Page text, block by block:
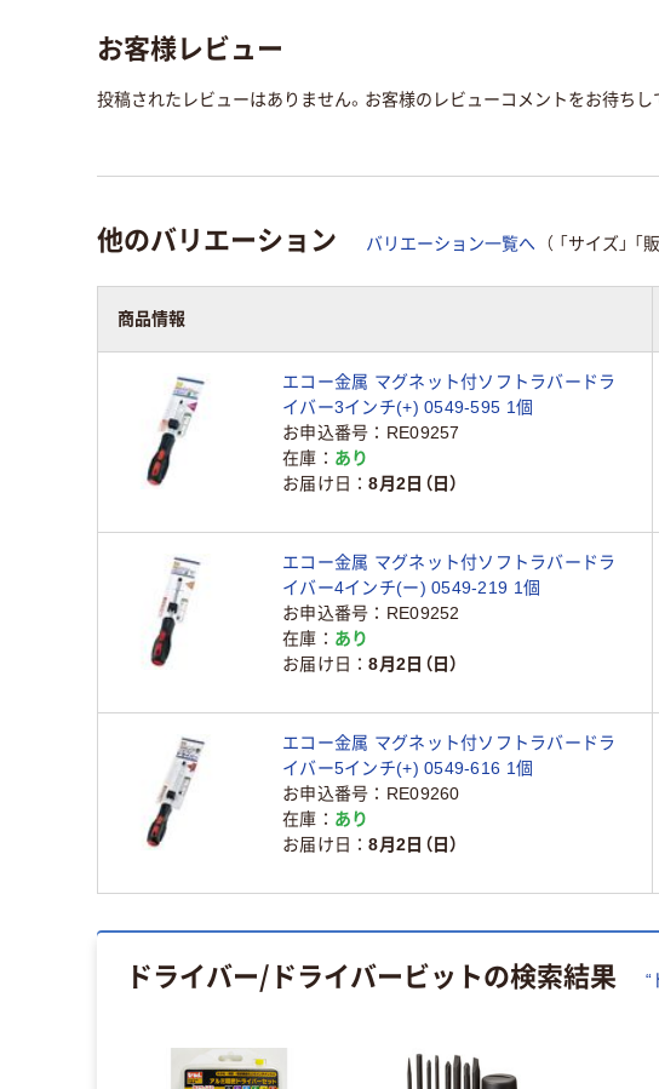
お客様レビュー
投稿されたレビューはありません。お客様のレビューコメントをお待ちし
他のバリエーション バリエーション一覧へ （ 「サイズ」 「
商品情報
エコー金属 マグネット付ソフトラバードラ
イバー3インチ(+) 0549-595 1個
お申込番号
RE09257
在庫
あり
お届け日
8月2日（日）
エコー金属 マグネット付ソフトラバードラ
イバー4インチ(ー) 0549-219 1個
お申込番号
RE09252
在庫
あり
お届け日
8月2日（日）
エコー金属 マグネット付ソフトラバードラ
イバー5インチ(+) 0549-616 1個
お申込番号
RE09260
在庫
あり
お届け日
8月2日（日）
ドライバー/ドライバービットの検索結果 “